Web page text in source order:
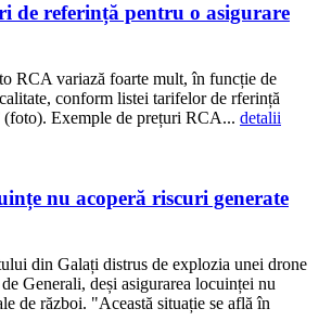
de referință pentru o asigurare
RCA variază foarte mult, în funcție de
conform listei tarifelor de rferință
Exemple de prețuri RCA... detalii
nu acoperă riscuri generate
din Galați distrus de explozia unei drone
Generali, deși asigurarea locuinței nu
de război. "Această situație se află în